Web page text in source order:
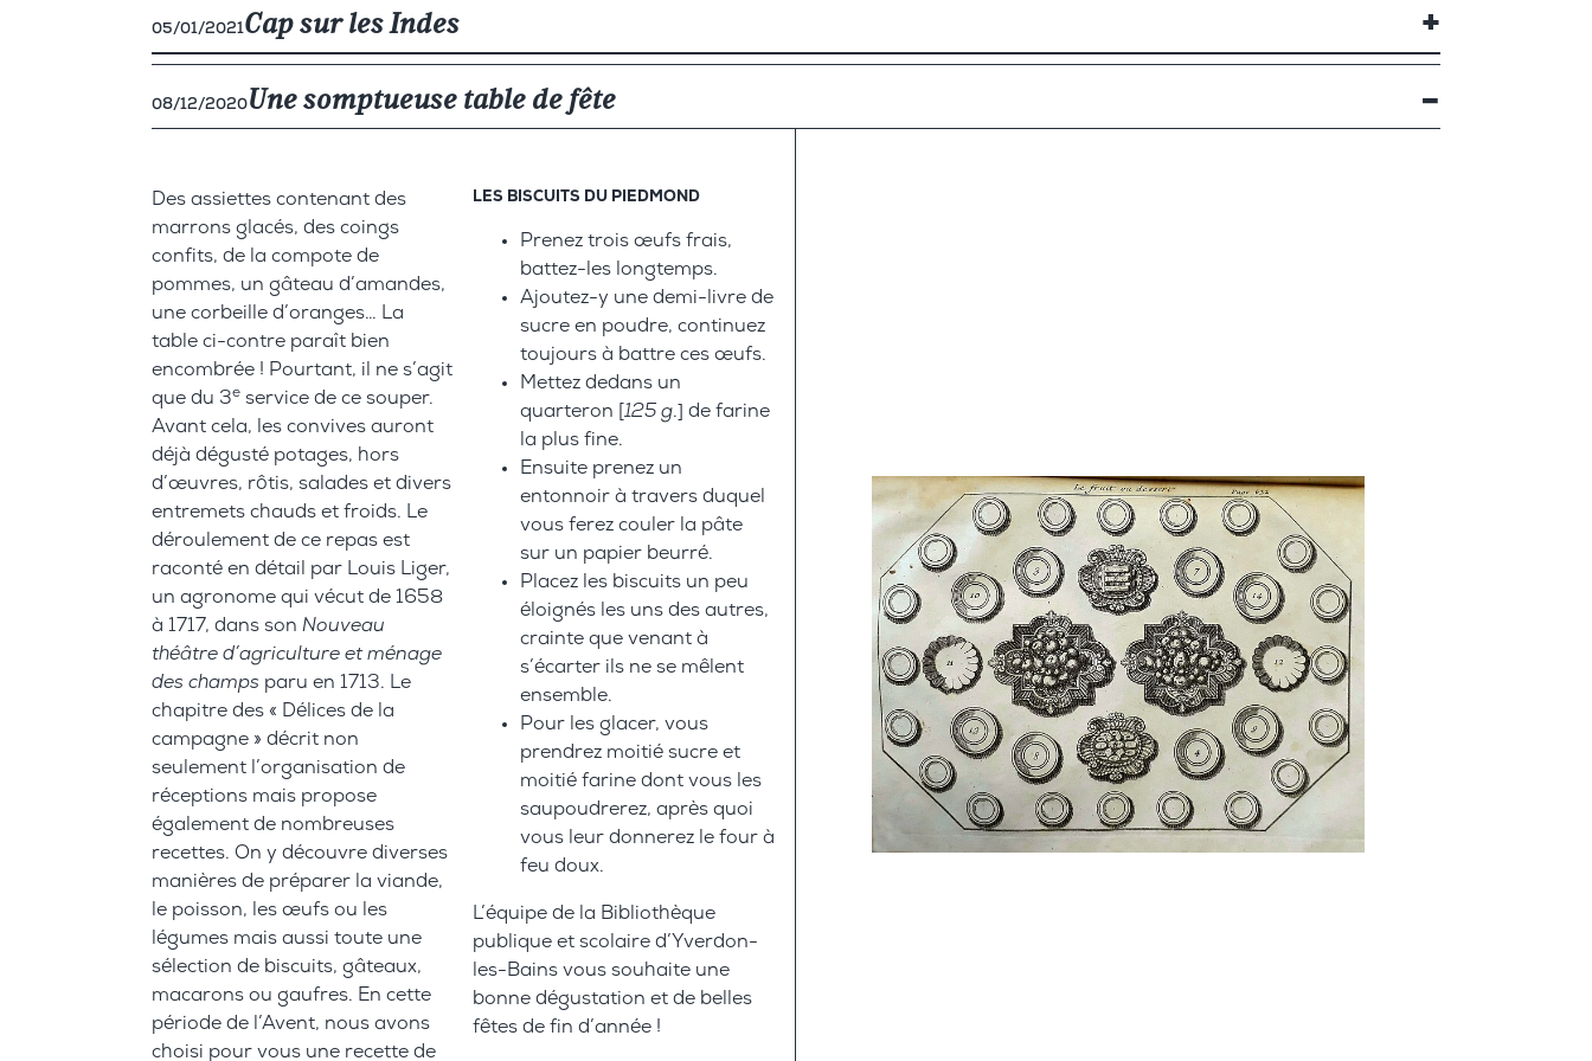
Le chirurgien dentiste, ou traité des dents
05/01/2021Cap sur les Indes
Miroir oost et west-indical
08/12/2020Une somptueuse table de fête
Des assiettes contenant des
marrons glacés, des coings
confits, de la compote de
pommes, un gâteau d’amandes,
une corbeille d’oranges… La
table ci-contre paraît bien
encombrée ! Pourtant, il ne s’agit
que du 3e service de ce souper.
Avant cela, les convives auront
déjà dégusté potages, hors
d’œuvres, rôtis, salades et divers
entremets chauds et froids. Le
déroulement de ce repas est
raconté en détail par Louis Liger,
un agronome qui vécut de 1658
à 1717, dans son Nouveau
théâtre d’agriculture et ménage
des champs paru en 1713. Le
chapitre des « Délices de la
campagne » décrit non
seulement l’organisation de
réceptions mais propose
également de nombreuses
recettes. On y découvre diverses
manières de préparer la viande,
le poisson, les œufs ou les
légumes mais aussi toute une
sélection de biscuits, gâteaux,
macarons ou gaufres. En cette
période de l’Avent, nous avons
choisi pour vous une recette de
LES BISCUITS DU PIEDMOND
Prenez trois œufs frais,
battez-les longtemps.
Ajoutez-y une demi-livre de
sucre en poudre, continuez
toujours à battre ces œufs.
Mettez dedans un
quarteron [125 g.] de farine
la plus fine.
Ensuite prenez un
entonnoir à travers duquel
vous ferez couler la pâte
sur un papier beurré.
Placez les biscuits un peu
éloignés les uns des autres,
crainte que venant à
s’écarter ils ne se mêlent
ensemble.
Pour les glacer, vous
prendrez moitié sucre et
moitié farine dont vous les
saupoudrerez, après quoi
vous leur donnerez le four à
feu doux.
L’équipe de la Bibliothèque
publique et scolaire d’Yverdon-
les-Bains vous souhaite une
bonne dégustation et de belles
fêtes de fin d’année !